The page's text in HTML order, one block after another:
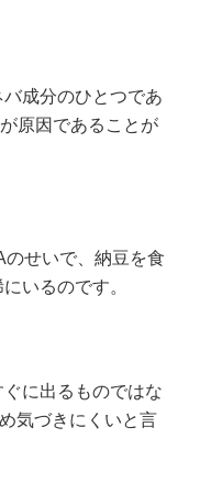
成分のひとつであ
原因であることが
せいで、納豆を食
いるのです。
に出るものではな
気づきにくいと言